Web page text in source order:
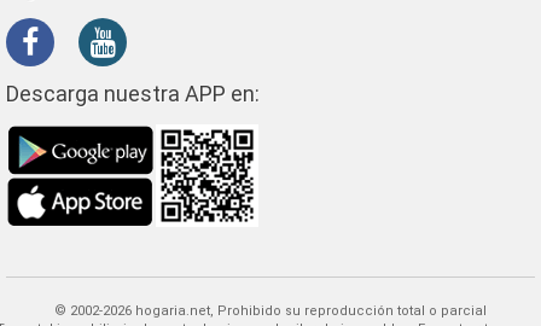
Descarga nuestra APP en:
© 2002-2026 hogaria.net, Prohibido su reproducción total o parcial